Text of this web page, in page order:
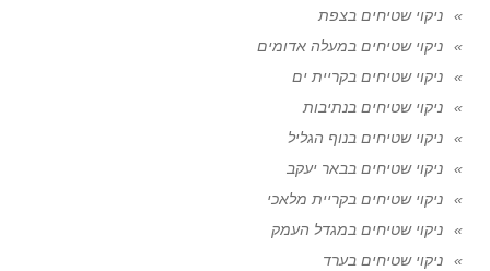
ניקוי שטיחים בצפת
ניקוי שטיחים במעלה אדומים
ניקוי שטיחים בקריית ים
ניקוי שטיחים בנתיבות
ניקוי שטיחים בנוף הגליל
ניקוי שטיחים בבאר יעקב
ניקוי שטיחים בקריית מלאכי
ניקוי שטיחים במגדל העמק
ניקוי שטיחים בערד